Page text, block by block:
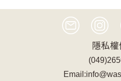
萱銀 浴袍 記憶
隱私